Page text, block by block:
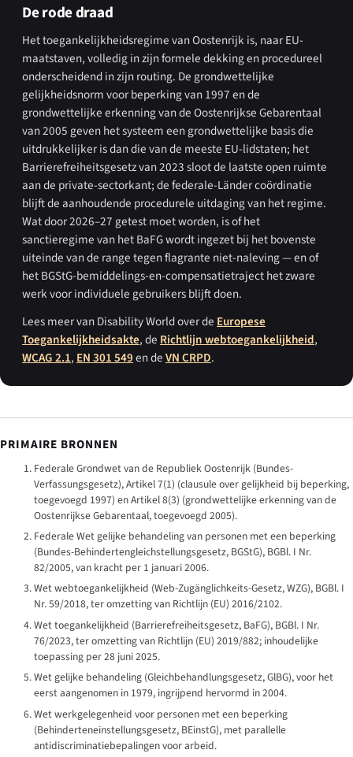
De rode draad
Het toegankelijkheidsregime van Oostenrijk is, naar EU-
maatstaven, volledig in zijn formele dekking en procedureel
onderscheidend in zijn routing. De grondwettelijke
gelijkheidsnorm voor beperking van 1997 en de
grondwettelijke erkenning van de Oostenrijkse Gebarentaal
van 2005 geven het systeem een grondwettelijke basis die
uitdrukkelijker is dan die van de meeste EU-lidstaten; het
Barrierefreiheitsgesetz van 2023 sloot de laatste open ruimte
aan de private-sectorkant; de federale-Länder coördinatie
blijft de aanhoudende procedurele uitdaging van het regime.
Wat door 2026–27 getest moet worden, is of het
sanctieregime van het BaFG wordt ingezet bij het bovenste
uiteinde van de range tegen flagrante niet-naleving — en of
het BGStG-bemiddelings-en-compensatietraject het zware
werk voor individuele gebruikers blijft doen.
Lees meer van Disability World over de Europese
Toegankelijkheidsakte, de Richtlijn webtoegankelijkheid,
WCAG 2.1, EN 301 549en deVN CRPD.
PRIMAIRE BRONNEN
Federale Grondwet van de Republiek Oostenrijk (Bundes-
Verfassungsgesetz), Artikel 7(1) (clausule over gelijkheid bij beperking,
toegevoegd 1997) en Artikel 8(3) (grondwettelijke erkenning van de
Oostenrijkse Gebarentaal, toegevoegd 2005).
Federale Wet gelijke behandeling van personen met een beperking
(Bundes-Behindertengleichstellungsgesetz, BGStG), BGBl. I Nr.
82/2005, van kracht per 1 januari 2006.
Wet webtoegankelijkheid (Web-Zugänglichkeits-Gesetz, WZG), BGBl. I
Nr. 59/2018, ter omzetting van Richtlijn (EU) 2016/2102.
Wet toegankelijkheid (Barrierefreiheitsgesetz, BaFG), BGBl. I Nr.
76/2023, ter omzetting van Richtlijn (EU) 2019/882; inhoudelijke
toepassing per 28 juni 2025.
Wet gelijke behandeling (Gleichbehandlungsgesetz, GlBG), voor het
eerst aangenomen in 1979, ingrijpend hervormd in 2004.
Wet werkgelegenheid voor personen met een beperking
(Behinderteneinstellungsgesetz, BEinstG), met parallelle
antidiscriminatiebepalingen voor arbeid.